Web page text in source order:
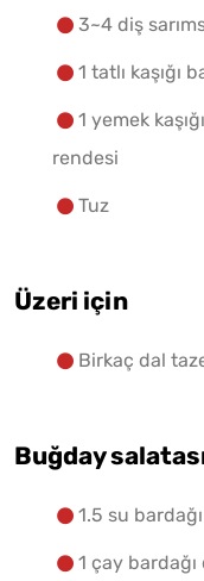
3~4 diş
1 tatlı kaşığı
1 yemek
rendesi
Tuz
Üzeri için
Birkaç dal
Buğday
1.5 su
1 çay